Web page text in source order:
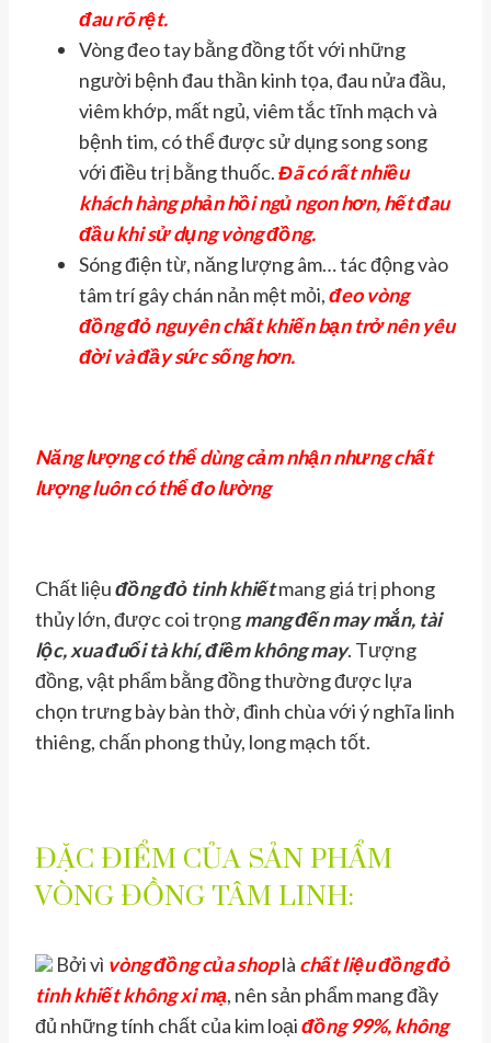
đau rõ rệt.
Vòng đeo tay bằng đồng tốt với những
người bệnh đau thần kinh tọa, đau nửa đầu,
viêm khớp, mất ngủ, viêm tắc tĩnh mạch và
bệnh tim, có thể được sử dụng song song
với điều trị bằng thuốc.Đã có rất nhiều
khách hàng phản hồi ngủ ngon hơn, hết đau
đầu khi sử dụng vòng đồng.
Sóng điện từ, năng lượng âm… tác động vào
tâm trí gây chán nản mệt mỏi,đeo vòng
đồng đỏ nguyên chất khiến bạn trở nên yêu
đời và đầy sức sống hơn.
Năng lượng có thể dùng cảm nhận nhưng chất
lượng luôn có thể đo lường
Chất liệuđồng đỏ tinh khiếtmang giá trị phong
thủy lớn, được coi trọngmang đến may mắn, tài
lộc, xua đuổi tà khí, điềm không may. Tượng
đồng, vật phẩm bằng đồng thường được lựa
chọn trưng bày bàn thờ, đình chùa với ý nghĩa linh
thiêng, chấn phong thủy, long mạch tốt.
ĐẶC ĐIỂM CỦA SẢN PHẨM
VÒNG ĐỒNG TÂM LINH:
Bởi vì vòng đồngcủa shoplà chất liệu đồng đỏ
tinh khiết không xi mạ, nên sản phẩm mang đầy
đủ những tính chất của kim loạiđồng 99%, không